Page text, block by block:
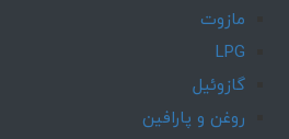
مازوت
LPG
گازوئیل
روغن و پارافین